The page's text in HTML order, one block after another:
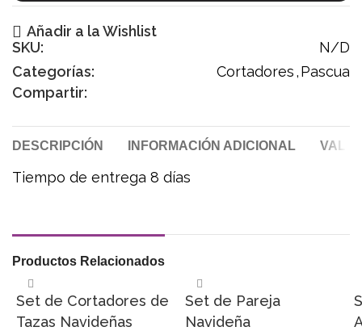
Añadir a la Wishlist
SKU:
N/D
Categorías:
Cortadores,Pascua
Compartir:
DESCRIPCIÓN INFORMACIÓN ADICIONAL
Tiempo de entrega 8 días
Productos Relacionados
Set de Cortadores de
Tazas Navideñas
Set de Pareja
Navideña